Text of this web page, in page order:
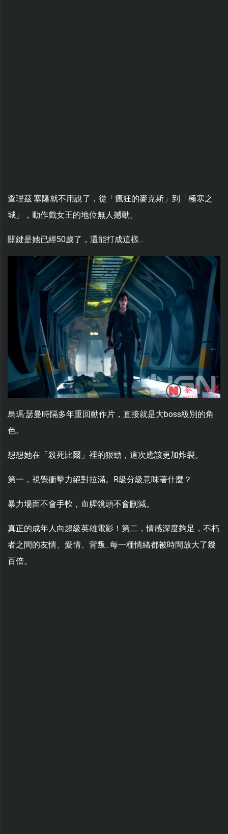
查理茲·塞隆就不用說了，從「瘋狂的麥克斯」到「極寒之
城」，動作戲女王的地位無人撼動。
關鍵是她已經50歲了，還能打成這樣...
烏瑪·瑟曼時隔多年重回動作片，直接就是大boss級別的角
色。
想想她在「殺死比爾」裡的狠勁，這次應該更加炸裂。
第一，視覺衝擊力絕對拉滿。R級分級意味著什麼？
暴力場面不會手軟，血腥鏡頭不會刪減。
真正的成年人向超級英雄電影！第二，情感深度夠足，不朽
者之間的友情、愛情、背叛...每一種情緒都被時間放大了幾
百倍。